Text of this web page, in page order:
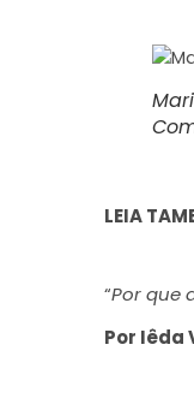
LEIA
“Por que
Por Iêda